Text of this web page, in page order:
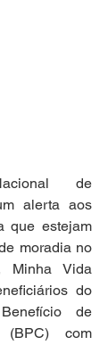
de
alerta aos
que estejam
moradia no
Minha Vida
do
de
(BPC) com